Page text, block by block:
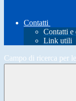
Contatti
Contatti e
Link utili
Campo di ricerca per